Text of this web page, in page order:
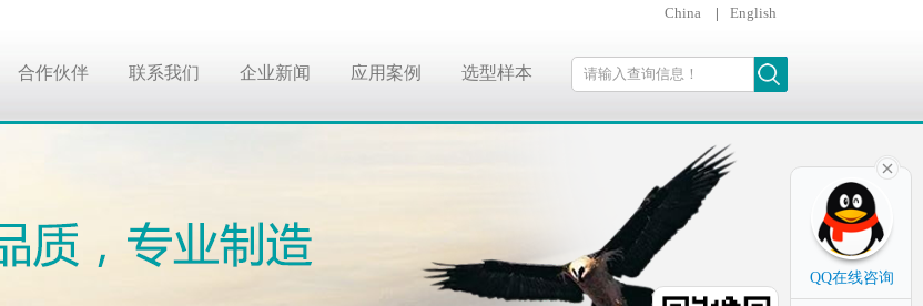
China | English
合作伙伴 联系我们 企业新闻 应用案例 选型样本
QQ在线咨询